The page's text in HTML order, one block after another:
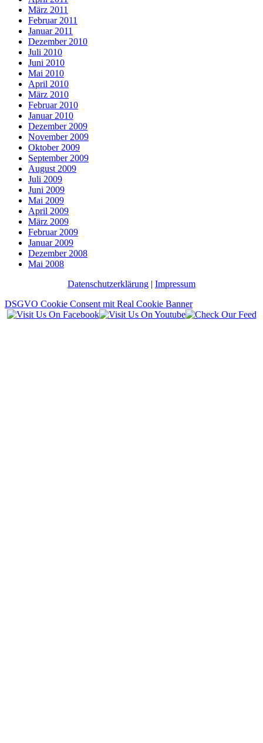
März 2011
Februar 2011
Januar 2011
Dezember 2010
Juli 2010
Juni 2010
Mai 2010
April 2010
März 2010
Februar 2010
Januar 2010
Dezember 2009
November 2009
Oktober 2009
September 2009
August 2009
Juli 2009
Juni 2009
Mai 2009
April 2009
März 2009
Februar 2009
Januar 2009
Dezember 2008
Mai 2008
Datenschutzerklärung | Impressum
DSGVO Cookie Consent mit Real Cookie Banner